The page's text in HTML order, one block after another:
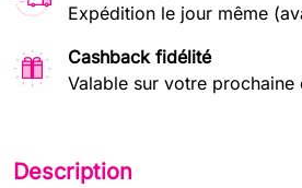
Expédition le jour même
Cashback fidélité
Valable sur votre prochaine
Description